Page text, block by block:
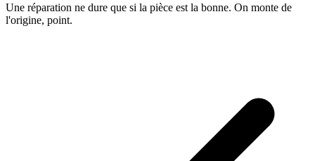
Une réparation ne dure que si la pièce est la bonne. On monte de
l'origine, point.